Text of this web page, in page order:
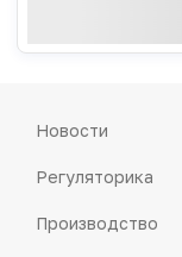
Новости
Регуляторика
Производство